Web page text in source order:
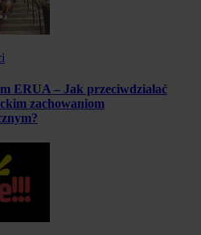
ERUA – Jak przeciwdziałać
zachowaniom